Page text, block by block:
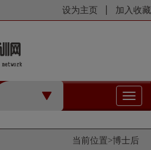
设为主页 加入收藏
切
换
航
当前位置>博士后